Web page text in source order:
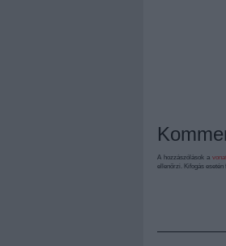
A hozzászólások a
ellenőrzi. Kifogás